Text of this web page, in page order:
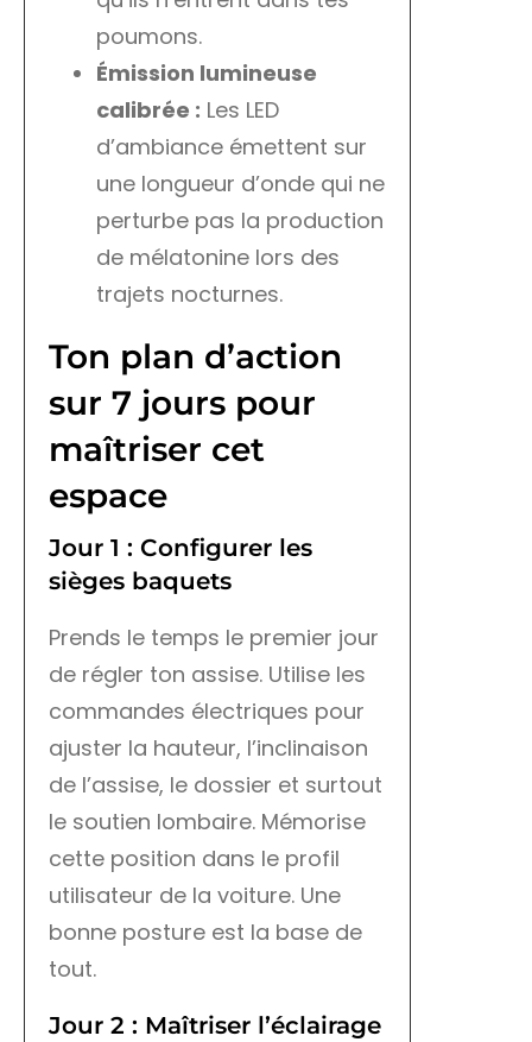
poumons.
Émission lumineuse
calibrée : Les LED
d’ambiance émettent sur
une longueur d’onde qui ne
perturbe pas la production
de mélatonine lors des
trajets nocturnes.
Ton plan d’action
sur 7 jours pour
maîtriser cet
espace
Jour 1 : Configurer les
sièges baquets
Prends le temps le premier jour
de régler ton assise. Utilise les
commandes électriques pour
ajuster la hauteur, l’inclinaison
de l’assise, le dossier et surtout
le soutien lombaire. Mémorise
cette position dans le profil
utilisateur de la voiture. Une
bonne posture est la base de
tout.
Jour 2 : Maîtriser l’éclairage